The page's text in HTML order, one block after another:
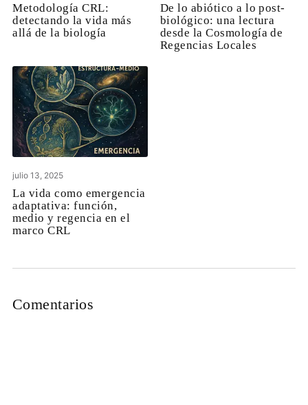
Metodología CRL:
detectando la vida más
allá de la biología
De lo abiótico a lo post-
biológico: una lectura
desde la Cosmología de
Regencias Locales
julio 13, 2025
La vida como emergencia
adaptativa: función,
medio y regencia en el
marco CRL
Comentarios